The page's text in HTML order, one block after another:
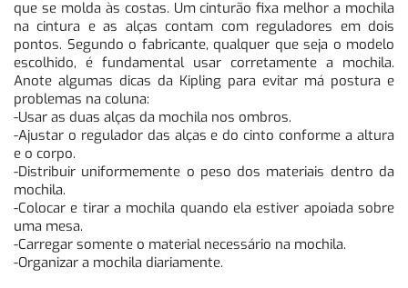
que se molda às costas. Um cinturão fixa melhor a mochila
na cintura e as alças contam com reguladores em dois
pontos. Segundo o fabricante, qualquer que seja o modelo
escolhido, é fundamental usar corretamente a mochila.
Anote algumas dicas da Kipling para evitar má postura e
problemas na coluna:
-Usar as duas alças da mochila nos ombros.
-Ajustar o regulador das alças e do cinto conforme a altura
e o corpo.
-Distribuir uniformemente o peso dos materiais dentro da
mochila.
-Colocar e tirar a mochila quando ela estiver apoiada sobre
uma mesa.
-Carregar somente o material necessário na mochila.
-Organizar a mochila diariamente.